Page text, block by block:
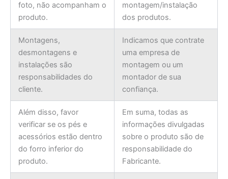
foto, não acompanham o
produto.
montagem/instalação
dos produtos.
Montagens,
desmontagens e
instalações são
responsabilidades do
cliente.
Indicamos que contrate
uma empresa de
montagem ou um
montador de sua
confiança.
Além disso, favor
verificar se os pés e
acessórios estão dentro
do forro inferior do
produto.
Em suma, todas as
informações divulgadas
sobre o produto são de
responsabilidade do
Fabricante.